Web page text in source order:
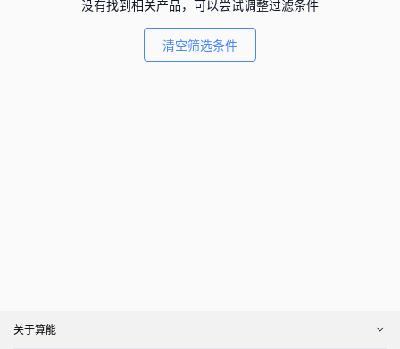
没有找到相关产品，可以尝试调整过滤条件
清空筛选条件
关于算能